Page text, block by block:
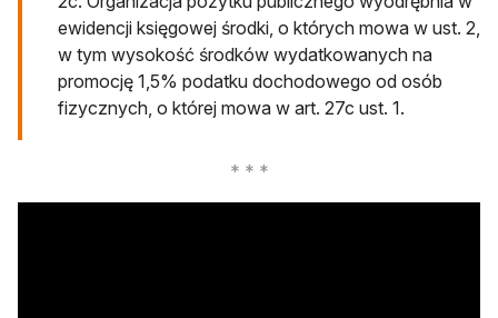
ewidencji księgowej środki, o których mowa w ust. 2,
w tym wysokość środków wydatkowanych na
promocję 1,5% podatku dochodowego od osób
fizycznych, o której mowa w art. 27c ust. 1.